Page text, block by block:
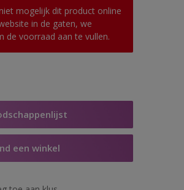
mogelijk dit product online
in de gaten, we
de voorraad aan te vullen.
een winkel